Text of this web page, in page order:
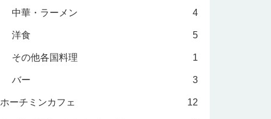
中華・ラーメン 4
洋食 5
その他各国料理 1
バー 3
ホーチミンカフェ 12